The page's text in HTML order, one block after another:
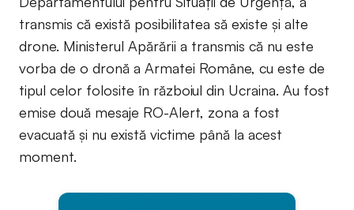
transmis că există posibilitatea să existe și alte
drone. Ministerul Apărării a transmis că nu este
vorba de o dronă a Armatei Române, cu este de
tipul celor folosite în războiul din Ucraina. Au fost
emise două mesaje RO-Alert, zona a fost
evacuată și nu există victime până la acest
moment.